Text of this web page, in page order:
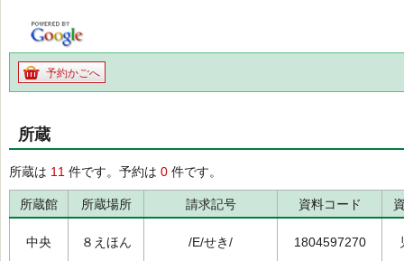
予約かごへ
所蔵
所蔵は 11 件です。予約は 0 件です。
所蔵館 所蔵場所 請求記号 資料コード
中央 ８えほん /E/せき/ 1804597270